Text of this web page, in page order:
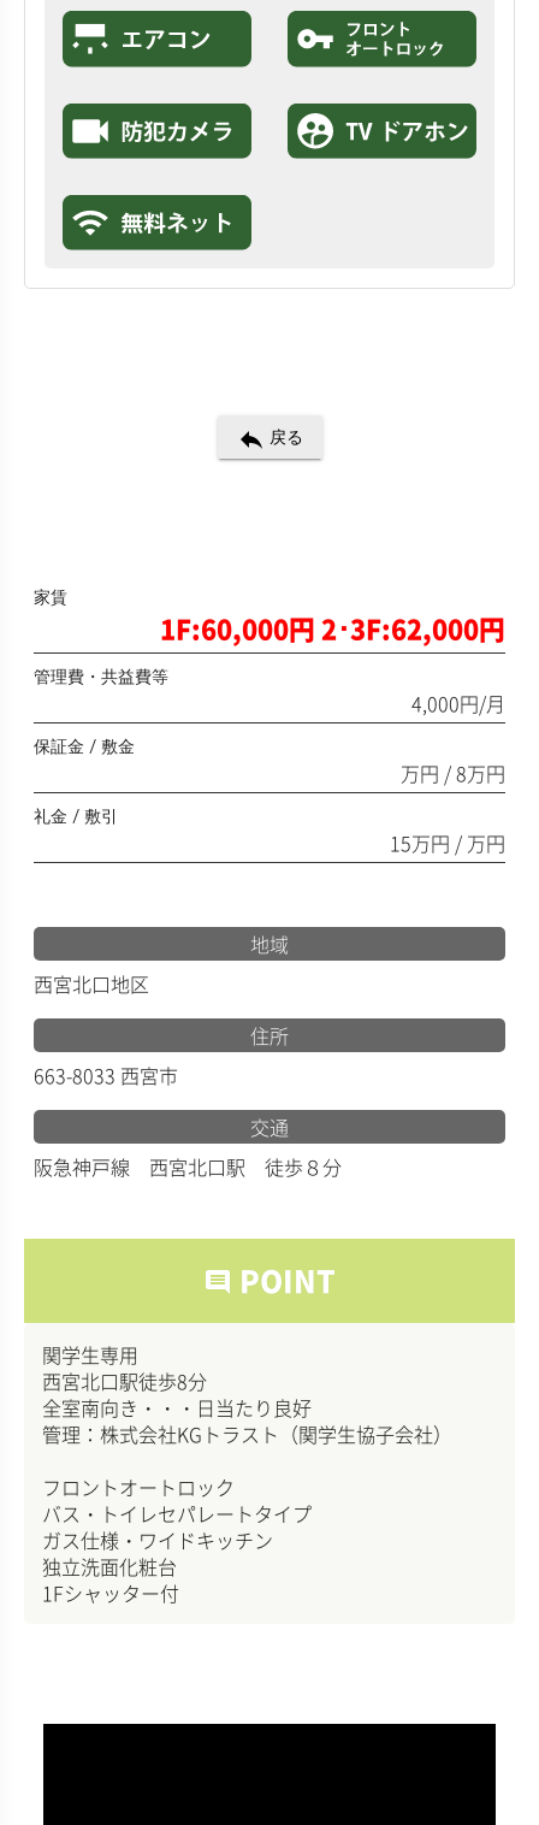
reply 戻る
家賃
1F:60,000円 2･3F:62,000円
管理費・共益費等
4,000円/月
保証金 / 敷金
万円 / 8万円
礼金 / 敷引
15万円 / 万円
地域
西宮北口地区
住所
663-8033 西宮市
交通
阪急神戸線 西宮北口駅 徒歩８分
comment POINT
関学生専用
西宮北口駅徒歩8分
全室南向き・・・日当たり良好
管理：株式会社KGトラスト（関学生協子会社）
フロントオートロック
バス・トイレセパレートタイプ
ガス仕様・ワイドキッチン
独立洗面化粧台
1Fシャッター付